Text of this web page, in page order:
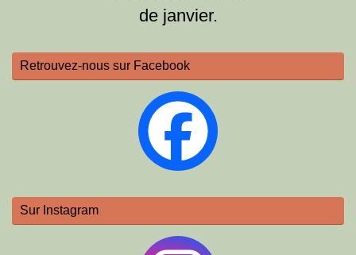
de janvier.
Retrouvez-nous sur Facebook
Sur Instagram